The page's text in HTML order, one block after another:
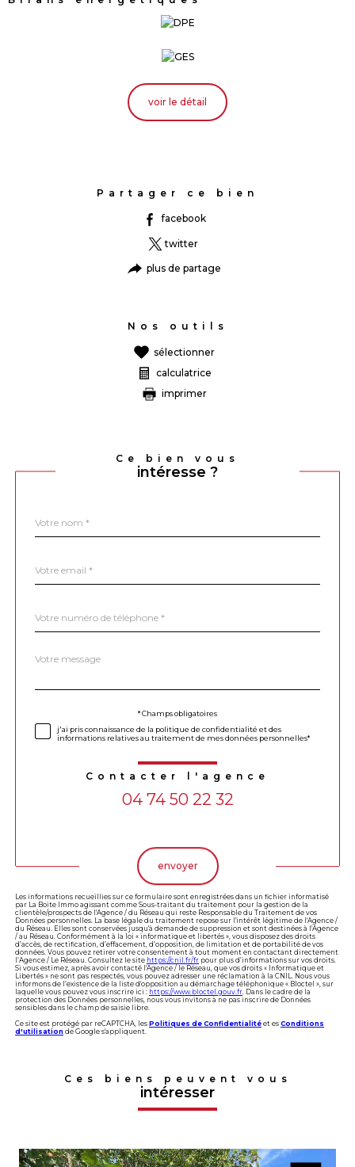
voir le détail
Partager ce bien
facebook
twitter
plus de partage
Nos outils
sélectionner
calculatrice
imprimer
Ce bien vous
intéresse ?
par
*
*
*
Fieldset
Message
*
* Champs obligatoires
j'ai pris connaissance de la politique de confidentialité et des
informations relatives au traitement de mes données personnelles*
Contacter l'agence
04 74 50 22 32
envoyer
Les informations recueillies sur ce formulaire sont enregistrées dans un fichier informatisé
par La Boite Immo agissant comme Sous-traitant du traitement pour la gestion de la
clientèle/prospects de l'Agence / du Réseau qui reste Responsable du Traitement de vos
Données personnelles. La base légale du traitement repose sur l'intérêt légitime de l'Agence /
du Réseau. Elles sont conservées jusqu'à demande de suppression et sont destinées à l'Agence
/ au Réseau. Conformément à la loi « informatique et libertés », vous disposez des droits
d’accès, de rectification, d’effacement, d’opposition, de limitation et de portabilité de vos
données. Vous pouvez retirer votre consentement à tout moment en contactant directement
l’Agence / Le Réseau. Consultez le site https://cnil.fr/fr pour plus d’informations sur vos droits.
Si vous estimez, après avoir contacté l'Agence / le Réseau, que vos droits « Informatique et
Libertés » ne sont pas respectés, vous pouvez adresser une réclamation à la CNIL. Nous vous
informons de l’existence de la liste d'opposition au démarchage téléphonique « Bloctel », sur
laquelle vous pouvez vous inscrire ici : https://www.bloctel.gouv.fr . Dans le cadre de la
protection des Données personnelles, nous vous invitons à ne pas inscrire de Données
sensibles dans le champ de saisie libre.
Ce site est protégé par reCAPTCHA, les Politiques de Confidentialité et es Conditions
d'utilisation de Google s'appliquent.
Ces biens peuvent vous
intéresser